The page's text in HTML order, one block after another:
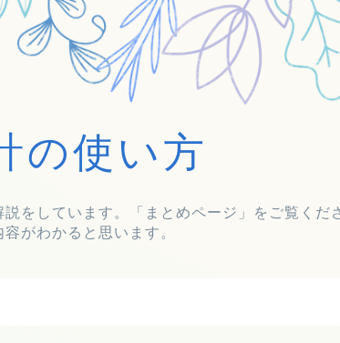
の使い方
をしています。「まとめページ」をご覧くだ
がわかると思います。